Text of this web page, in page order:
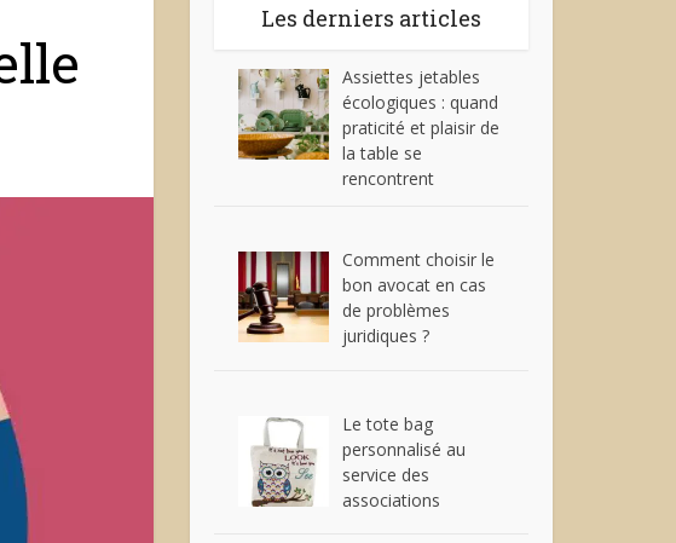
Les derniers articles
Assiettes jetables
écologiques : quand
praticité et plaisir de
la table se
rencontrent
Comment choisir le
bon avocat en cas
de problèmes
juridiques ?
Le tote bag
personnalisé au
service des
associations